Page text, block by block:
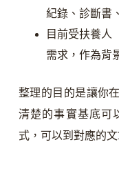
紀錄、診斷書
目前受扶養人
需求，作為背
整理的目的是讓你
清楚的事實基底可
式，可以到對應的